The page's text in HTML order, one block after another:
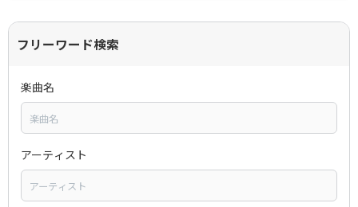
フリーワード検索
楽曲名
アーティスト